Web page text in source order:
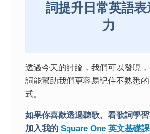
詞提升日常英語表
力
透過今天的討論，我們可以發現
詞能幫助我們更容易記住不熟悉
式。
如果你喜歡透過聽歌、看歌詞學
加入我的 Square One 英文基礎